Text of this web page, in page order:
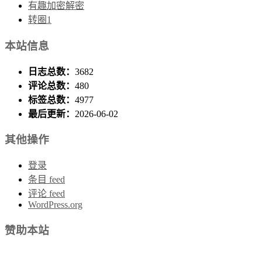
有趣加密解密
转圈1
本站信息
日志总数： 3682
评论总数： 480
标签总数： 4977
最后更新： 2026-06-02
其他操作
登录
条目 feed
评论 feed
WordPress.org
赞助本站